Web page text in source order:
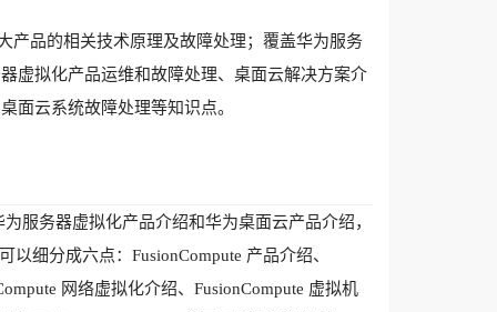
产品的相关技术原理及故障处理；覆盖华为服务
虚拟化产品运维和故障处理、桌面云解决方案介
面云系统故障处理等知识点。
服务器虚拟化产品介绍和华为桌面云产品介绍，
细分成六点：FusionCompute 产品介绍、
网络虚拟化介绍、FusionCompute 虚拟机